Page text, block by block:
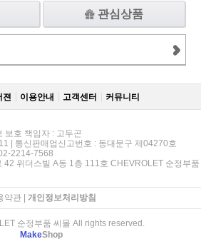
관심상품
젼 이용안내 고객센터 커뮤니티
보호 책임자 : 고두곤
| 통신판매업신고번호 : 동대문구 제04270호
2214-7568
42 위더스빌 A동 1층 111호 CHEVROLET 순정부품
약관| 개인정보처리방침
순정부품 씨몰 All rights reserved.
MakeShop